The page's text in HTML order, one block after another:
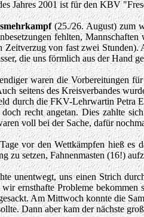
Jahres 2001 ist für den KBV
(25./26. August) zum
fehlten,
Zeitverzug von fast zwei Stunden).
die uns förmlich aus der Hand
waren die Vorbereitungen
seitens des Kreisverbandes
durch die FKV-Lehrwartin Petra
recht angetan. Dies zahlte
voll bei der Sache, dafür
vor den Wettkämpfen hieß es
zu setzen, Fahnenmasten (16!)
unentwegt, uns einen Strich
ernsthafte Probleme
Am Mittwoch konnte die
Dann aber kam der nächste